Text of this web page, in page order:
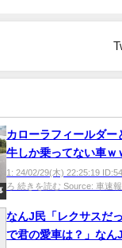
カローラフィールダー
牛しか乗ってない車ｗ
1: 24/02/29(木) 22:25:19
ろ 続きを読む Source: 車速
なんJ民「レクサスだ
で君の愛車は？」なんJ